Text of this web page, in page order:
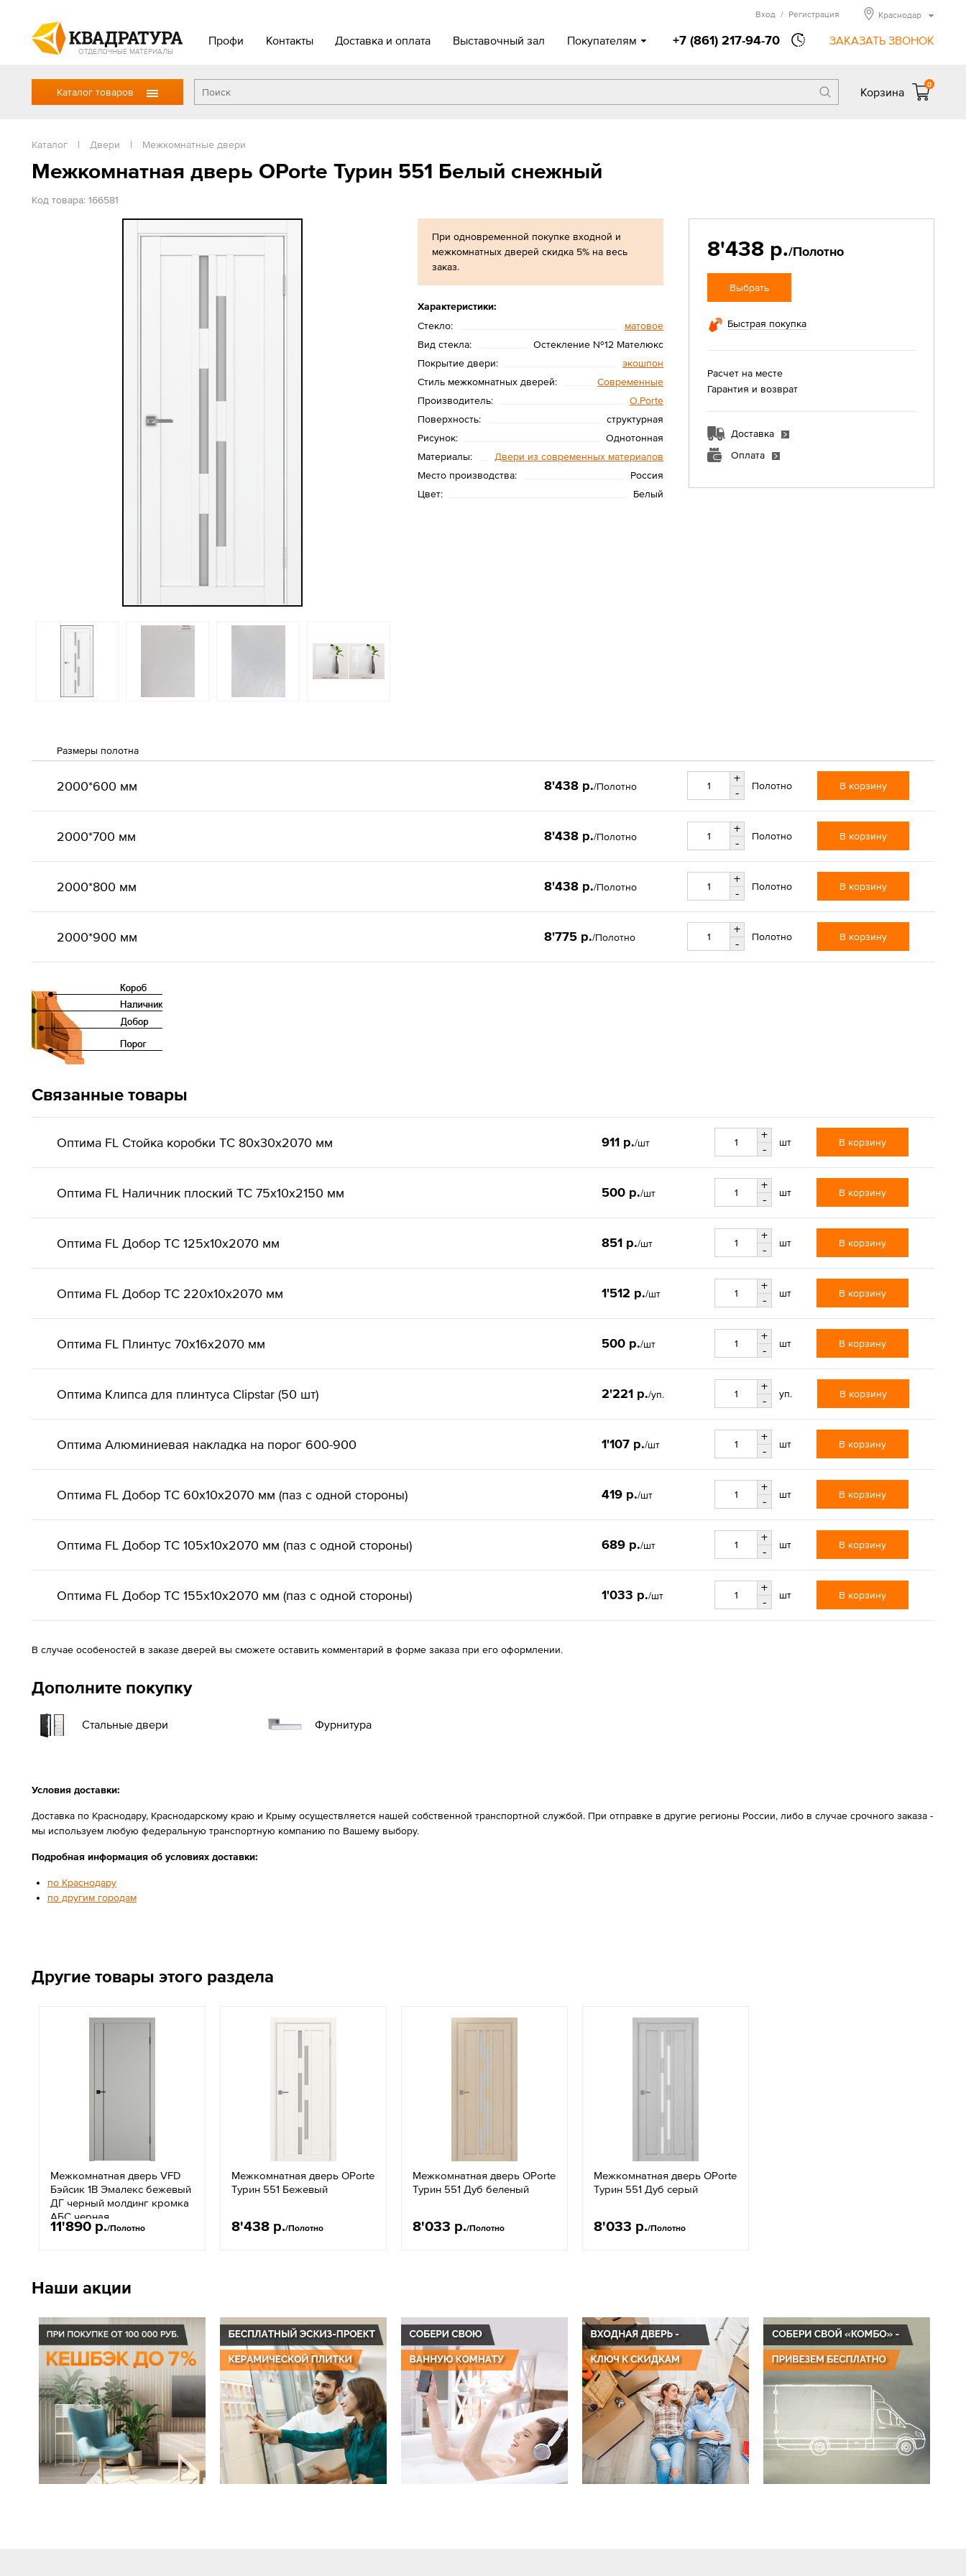
ОТДЕЛОЧНЫЕ МАТЕРИАЛЫ
Профи Контакты Доставка и оплата Выставочный зал Покупателям +7 (861) 217-94-70 ЗАКАЗАТЬ ЗВОНОК
Вход / Регистрация Краснодар
Каталог товаров Корзина
0
Каталог | Двери | Межкомнатные двери
Межкомнатная дверь OPorte Турин 551 Белый снежный
Код товара: 166581
При одновременной покупке входной и
межкомнатных дверей скидка 5% на весь
заказ.
Характеристики:
Стекло:
матовое
Вид стекла:
Остекление №12 Мателюкс
Покрытие двери:
экошпон
Стиль межкомнатных дверей:
Современные
Производитель:
O.Porte
Поверхность:
структурная
Рисунок:
Однотонная
Материалы:
Двери из современных материалов
Место производства:
Россия
Цвет:
Белый
8'438 р./Полотно
Выбрать
Быстрая покупка
Расчет на месте
Гарантия и возврат
Доставка
Оплата
Размеры полотна
2000*600 мм 8'438 р./Полотно
+
-
Полотно В корзину
2000*700 мм 8'438 р./Полотно
+
-
Полотно В корзину
2000*800 мм 8'438 р./Полотно
+
-
Полотно В корзину
2000*900 мм 8'775 р./Полотно
+
-
Полотно В корзину
Связанные товары
Оптима FL Стойка коробки ТС 80х30х2070 мм 911 р./шт
+
-
шт В корзину
Оптима FL Наличник плоский ТС 75х10х2150 мм 500 р./шт
+
-
шт В корзину
Оптима FL Добор ТС 125х10х2070 мм 851 р./шт
+
-
шт В корзину
Оптима FL Добор ТС 220х10х2070 мм 1'512 р./шт
+
-
шт В корзину
Оптима FL Плинтус 70х16х2070 мм 500 р./шт
+
-
шт В корзину
Оптима Клипса для плинтуса Clipstar (50 шт) 2'221 р./уп.
+
-
уп. В корзину
Оптима Алюминиевая накладка на порог 600-900 1'107 р./шт
+
-
шт В корзину
Оптима FL Добор ТС 60х10х2070 мм (паз с одной стороны) 419 р./шт
+
-
шт В корзину
Оптима FL Добор ТС 105х10х2070 мм (паз с одной стороны) 689 р./шт
+
-
шт В корзину
Оптима FL Добор ТС 155х10х2070 мм (паз с одной стороны) 1'033 р./шт
+
-
шт В корзину
В случае особеностей в заказе дверей вы сможете оставить комментарий в форме заказа при его оформлении.
Дополните покупку
Стальные двери Фурнитура
Условия доставки:
Доставка по Краснодару, Краснодарскому краю и Крыму осуществляется нашей собственной транспортной службой. При отправке в другие регионы России, либо в случае срочного заказа -
мы используем любую федеральную транспортную компанию по Вашему выбору.
Подробная информация об условиях доставки:
по Краснодару
по другим городам
Другие товары этого раздела
Межкомнатная дверь VFD
Бэйсик 1В Эмалекс бежевый
ДГ черный молдинг кромка
АБС черная
11'890 р./Полотно
Межкомнатная дверь OPorte
Турин 551 Бежевый
8'438 р./Полотно
Межкомнатная дверь OPorte
Турин 551 Дуб беленый
8'033 р./Полотно
Межкомнатная дверь OPorte
Турин 551 Дуб серый
8'033 р./Полотно
Наши акции